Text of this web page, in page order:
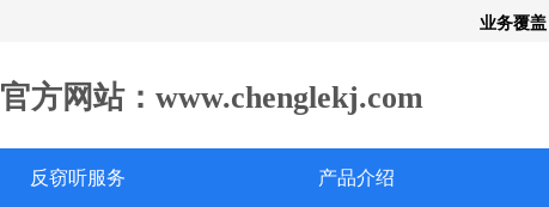
业务覆
官方网站：www.chenglekj.com
反窃听服务 产品介绍